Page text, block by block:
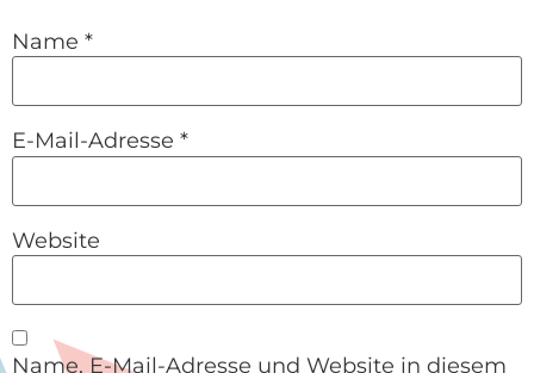
Name *
E-Mail-Adresse *
Website
Name, E-Mail-Adresse und Website in diesem